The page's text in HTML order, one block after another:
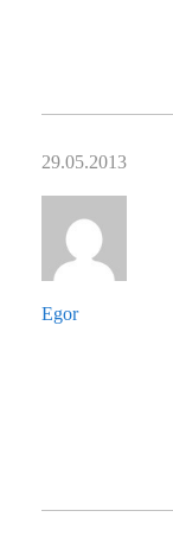
29.05.2013
Egor